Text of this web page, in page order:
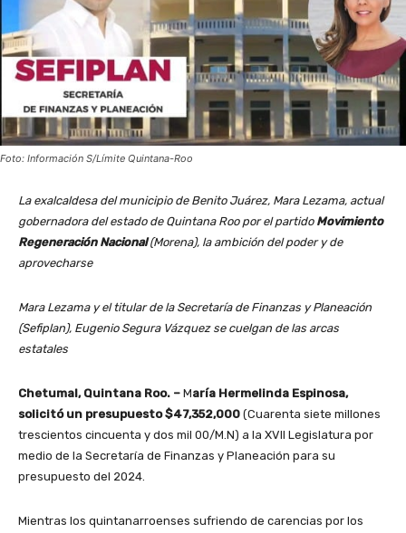
Foto: Información S/Límite Quintana-Roo
La exalcaldesa del municipio de Benito Juárez, Mara Lezama, actual
gobernadora del estado de Quintana Roo por el partido Movimiento
Regeneración Nacional(Morena), la ambición del poder y de
aprovecharse
Mara Lezama y el titular de la Secretaría de Finanzas y Planeación
(Sefiplan), Eugenio Segura Vázquez se cuelgan de las arcas
estatales
Chetumal, Quintana Roo. – María Hermelinda Espinosa,
solicitó un presupuesto $47,352,000 (Cuarenta siete millones
trescientos cincuenta y dos mil 00/M.N) a la XVII Legislatura por
medio de la Secretaría de Finanzas y Planeación para su
presupuesto del 2024.
Mientras los quintanarroenses sufriendo de carencias por los